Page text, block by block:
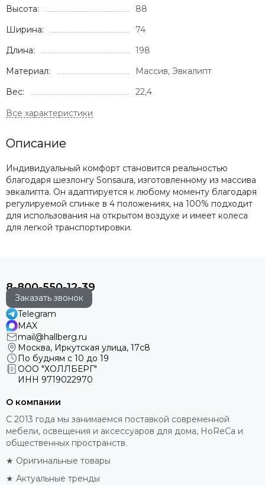
Высота:
88
Ширина:
74
Длина:
198
Материал:
Массив, Эвкалипт
Вес:
22,4
Описание
Индивидуальный комфорт становится реальностью
благодаря шезлонгу Sonsaura, изготовленному из массива
эвкалипта. Он адаптируется к любому моменту благодаря
регулируемой спинке в 4 положениях, на 100% подходит
для использования на открытом воздухе и имеет колеса
для легкой транспортировки.
8-800-550-12-39
Заказать звонок
Telegram
MAX
mail@hallberg.ru
Москва, Иркутская улица, 17с8
По будням с 10 до 19
ООО "ХОЛЛБЕРГ"
ИНН 9719022970
О компании
С 2013 года мы занимаемся поставкой современной
мебели, освещения и аксессуаров для дома, HoReCa и
общественных пространств.
★ Оригинальные товары
★ Актуальные тренды